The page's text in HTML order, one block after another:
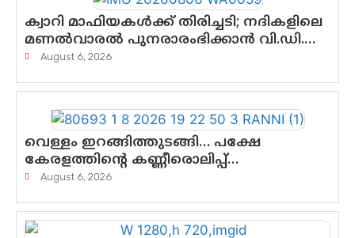
ക്വാറി മാഫിയകൾക്ക് തിരിച്ചടി; നദികളിലെ
മണൽവാരൽ പുനരാരംഭിക്കാൻ വി.ഡി.
സർക്കാർ തീരുമാനം
August 6, 2026
വെള്ളം ഇറങ്ങിത്തുടങ്ങി… പക്ഷേ
കേരളത്തിന്റെ കണ്ണീരൊലിപ്പ്
എന്നവസാനിക്കും?
August 6, 2026